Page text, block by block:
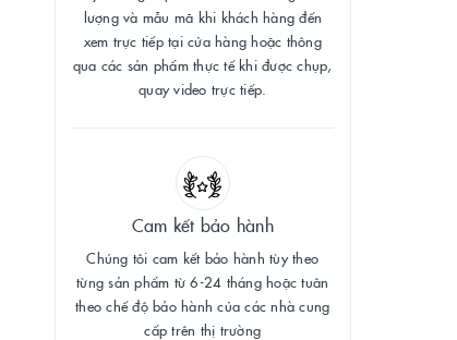
lượng và mẫu mã khi khách hàng đến
xem trực tiếp tại cửa hàng hoặc thông
qua các sản phẩm thực tế khi được chụp,
quay video trực tiếp.
Cam kết bảo hành
Chúng tôi cam kết bảo hành tùy theo
từng sản phẩm từ 6-24 tháng hoặc tuân
theo chế độ bảo hành của các nhà cung
cấp trên thị trường